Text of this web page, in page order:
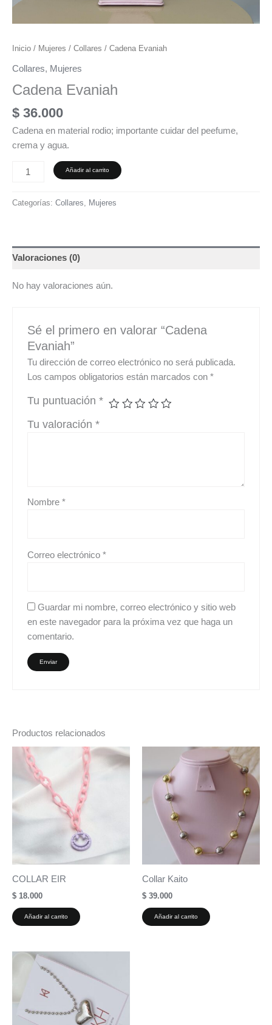
Inicio / Mujeres / Collares / Cadena Evaniah
Collares, Mujeres
Cadena Evaniah
$ 36.000
Cadena en material rodio; importante cuidar del peefume,
crema y agua.
Añadir al carrito
Categorías: Collares, Mujeres
Valoraciones (0)
No hay valoraciones aún.
Sé el primero en valorar “Cadena
Evaniah”
Tu dirección de correo electrónico no será publicada.
Los campos obligatorios están marcados con*
Tu puntuación*
Tu valoración*
Nombre*
Correo electrónico*
Guardar mi nombre, correo electrónico y sitio web
en este navegador para la próxima vez que haga un
comentario.
Productos relacionados
COLLAR EIR
$ 18.000
Añadir al carrito
Collar Kaito
$ 39.000
Añadir al carrito